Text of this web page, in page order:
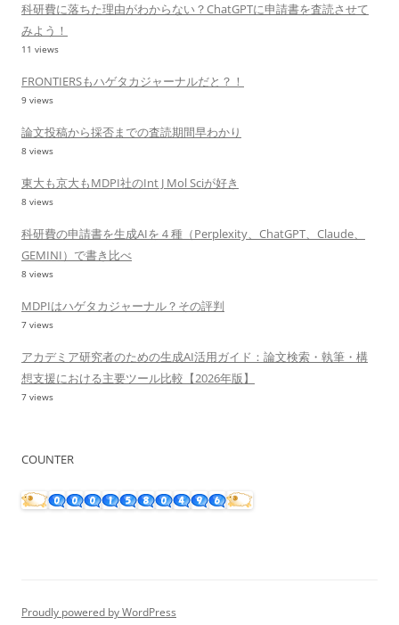
科研費に落ちた理由がわからない？ChatGPTに申請書を査読させて
みよう！
11 views
FRONTIERSもハゲタカジャーナルだと？！
9 views
論文投稿から採否までの査読期間早わかり
8 views
東大も京大もMDPI社のInt J Mol Sciが好き
8 views
科研費の申請書を生成AIを４種（Perplexity、ChatGPT、Claude、
GEMINI）で書き比べ
8 views
MDPIはハゲタカジャーナル？その評判
7 views
アカデミア研究者のための生成AI活用ガイド：論文検索・執筆・構
想支援における主要ツール比較【2026年版】
7 views
COUNTER
Proudly powered by WordPress